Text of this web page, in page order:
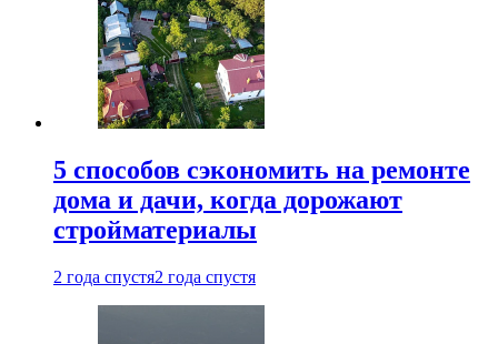
5 способов сэкономить на ремонте
дома и дачи, когда дорожают
стройматериалы
2 года спустя2 года спустя